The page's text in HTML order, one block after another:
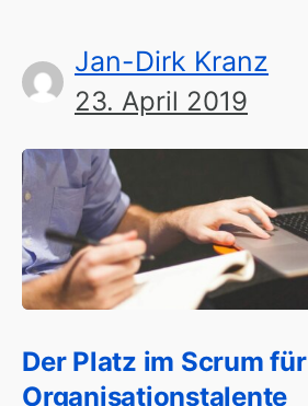
Jan-Dirk Kranz
23. April 2019
Der Platz im Scrum für
Organisationstalente